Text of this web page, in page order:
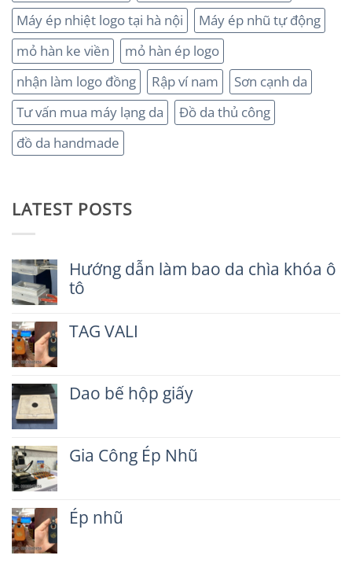
Máy ép nhiệt logo tại hà nội
Máy ép nhũ tự động
mỏ hàn ke viền
mỏ hàn ép logo
nhận làm logo đồng
Rập ví nam
Sơn cạnh da
Tư vấn mua máy lạng da
Đồ da thủ công
đồ da handmade
LATEST POSTS
Hướng dẫn làm bao da chìa khóa ô
tô
bình
dẫn
làm
khóa
TAG VALI
luận
ở
Dao bế hộp giấy
luận
ở
hộp
giấy
Gia Công Ép Nhũ
luận
ở
Ép nhũ